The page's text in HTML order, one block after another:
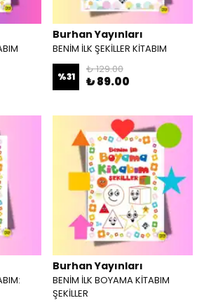
Burhan Yayınları
BENİM İLK ŞEKİLLER KİTABIM
%31
₺ 129.00
₺ 89.00
Burhan Yayınları
BENİM İLK BOYAMA KİTABIM
ŞEKİLLER